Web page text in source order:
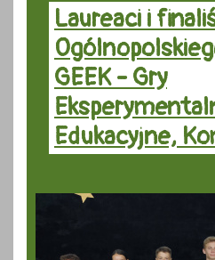
Laureaci i
GEEK - Gry
Edukacyjne,